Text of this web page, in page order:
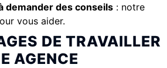
demander des conseils : notre
vous aider.
DE TRAVAILLER
AGENCE